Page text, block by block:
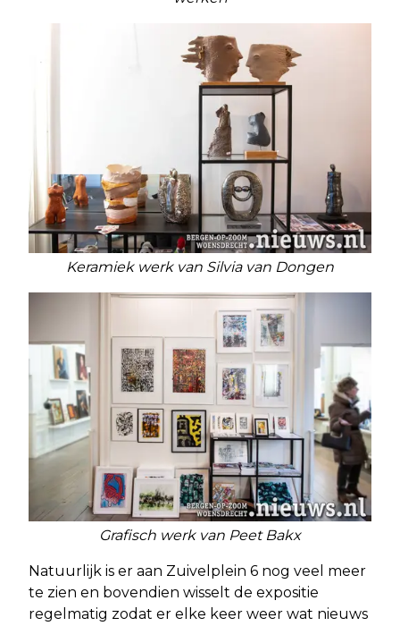
Keramiek werk van Silvia van Dongen
Grafisch werk van Peet Bakx
Natuurlijk is er aan Zuivelplein 6 nog veel meer
te zien en bovendien wisselt de expositie
regelmatig zodat er elke keer weer wat nieuws